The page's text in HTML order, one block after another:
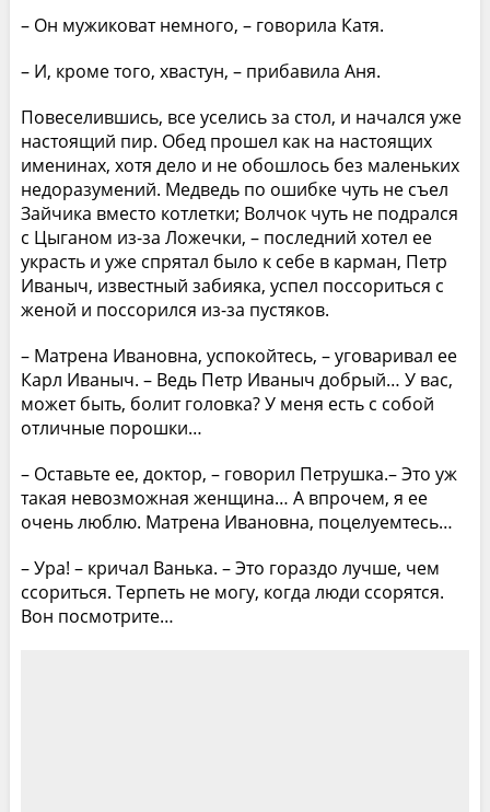
– Он мужиковат немного, – говорила Катя.
– И, кроме того, хвастун, – прибавила Аня.
Повеселившись, все уселись за стол, и начался уже
настоящий пир. Обед прошел как на настоящих
именинах, хотя дело и не обошлось без маленьких
недоразумений. Медведь по ошибке чуть не съел
Зайчика вместо котлетки; Волчок чуть не подрался
с Цыганом из-за Ложечки, – последний хотел ее
украсть и уже спрятал было к себе в карман, Петр
Иваныч, известный забияка, успел поссориться с
женой и поссорился из-за пустяков.
– Матрена Ивановна, успокойтесь, – уговаривал ее
Карл Иваныч. – Ведь Петр Иваныч добрый… У вас,
может быть, болит головка? У меня есть с собой
отличные порошки…
– Оставьте ее, доктор, – говорил Петрушка.– Это уж
такая невозможная женщина… А впрочем, я ее
очень люблю. Матрена Ивановна, поцелуемтесь…
– Ура! – кричал Ванька. – Это гораздо лучше, чем
ссориться. Терпеть не могу, когда люди ссорятся.
Вон посмотрите…